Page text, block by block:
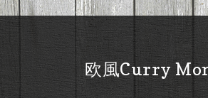
欧風Curry